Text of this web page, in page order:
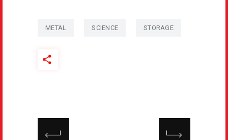
METAL SCIENCE STORAGE